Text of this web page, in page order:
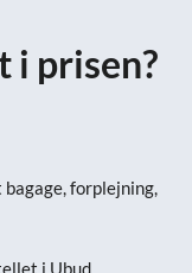
i prisen?
forplejning,
i Ubud